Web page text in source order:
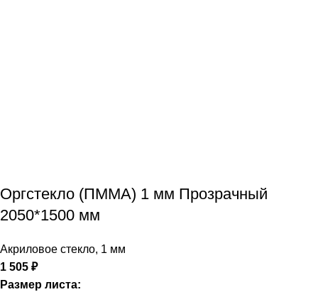
Оргстекло (ПММА) 1 мм Прозрачный
2050*1500 мм
Акриловое стекло, 1 мм
1 505 ₽
Размер листа: